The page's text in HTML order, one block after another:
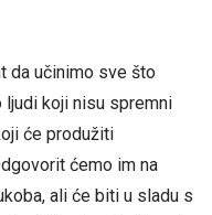
da učinimo sve što
koji nisu spremni
će produžiti
ćemo im na
ali će biti u sladu s